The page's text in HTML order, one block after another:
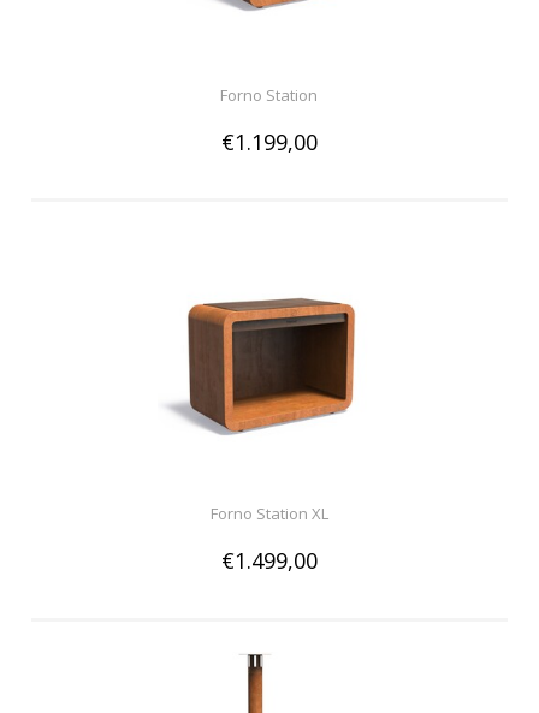
Forno Station
€1.199,00
Forno Station XL
€1.499,00